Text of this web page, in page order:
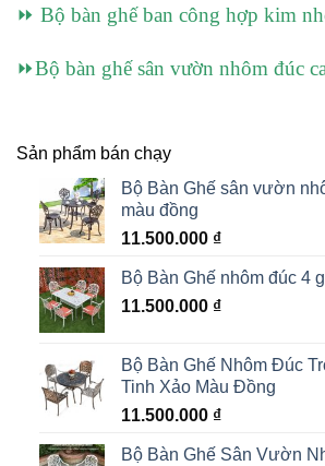
⏩ Bộ bàn ghế ban công hợp kim
⏩Bộ bàn ghế sân vườn nhôm đúc
Sản phẩm bán chạy
Bộ Bàn Ghế sân vườn
màu đồng
11.500.000 ₫
Bộ Bàn Ghế nhôm đúc 4
11.500.000 ₫
Bộ Bàn Ghế Nhôm Đúc
Tinh Xảo Màu Đồng
11.500.000 ₫
Bộ Bàn Ghế Sân Vườn